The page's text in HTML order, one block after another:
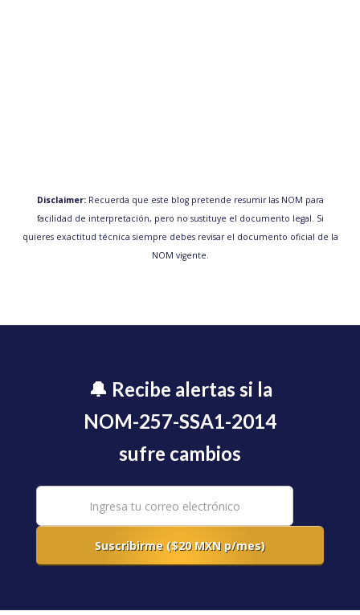
Disclaimer: Recuerda que este blog pretende resumir las NOM para
facilidad de interpretación, pero no sustituye el documento legal. Si
quieres exactitud técnica siempre debes revisar el documento oficial de la
NOM vigente.
🔔 Recibe alertas si la
NOM-257-SSA1-2014
sufre cambios